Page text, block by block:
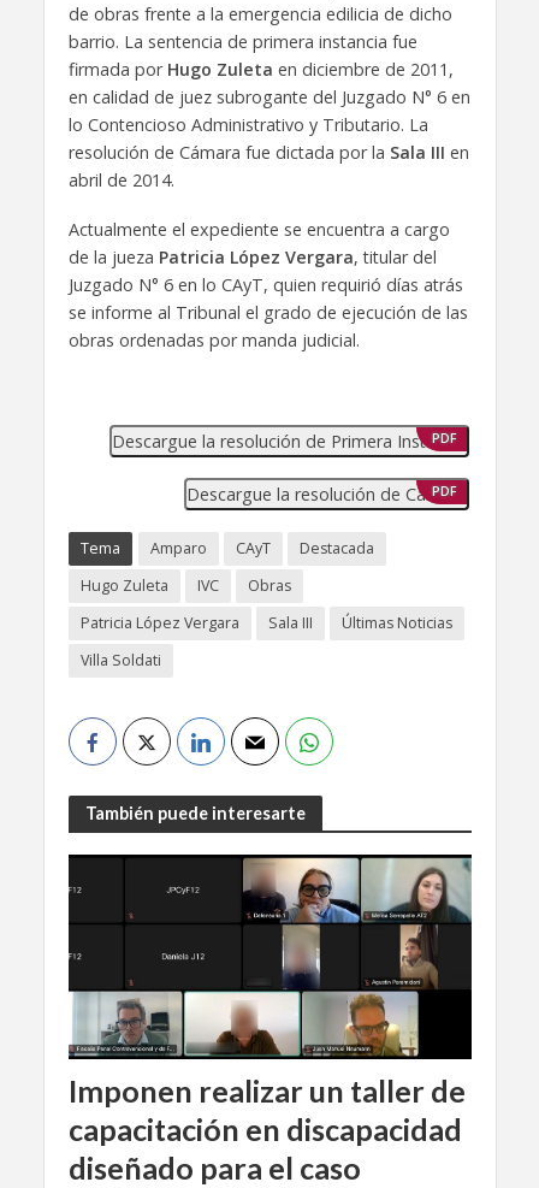
de obras frente a la emergencia edilicia de dicho
barrio. La sentencia de primera instancia fue
firmada por Hugo Zuleta en diciembre de 2011,
en calidad de juez subrogante del Juzgado N° 6 en
lo Contencioso Administrativo y Tributario. La
resolución de Cámara fue dictada por la Sala III en
abril de 2014.
Actualmente el expediente se encuentra a cargo
de la jueza Patricia López Vergara, titular del
Juzgado N° 6 en lo CAyT, quien requirió días atrás
se informe al Tribunal el grado de ejecución de las
obras ordenadas por manda judicial.
Descargue la resolución de Primera Instancia
PDF
Descargue la resolución de Cámara
PDF
Tema Amparo CAyT
Destacada
Hugo Zuleta
IVC
Obras
Patricia López Vergara
Sala III
Últimas Noticias
Villa Soldati
También puede interesarte
Imponen realizar un taller de
capacitación en discapacidad
diseñado para el caso